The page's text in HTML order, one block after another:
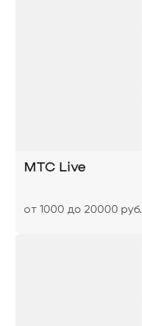
МТС Live
от 1000 до 20000 руб.